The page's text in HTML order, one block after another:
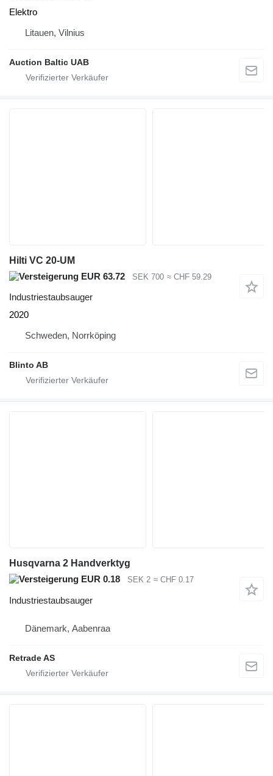
Elektro
Litauen, Vilnius
Auction Baltic UAB
Hilti VC 20-UM
EUR 63.72
SEK 700 ≈ CHF 59.29
Industriestaubsauger
2020
Schweden, Norrköping
Blinto AB
Husqvarna 2 Handverktyg
EUR 0.18
SEK 2 ≈ CHF 0.17
Industriestaubsauger
Dänemark, Aabenraa
Retrade AS